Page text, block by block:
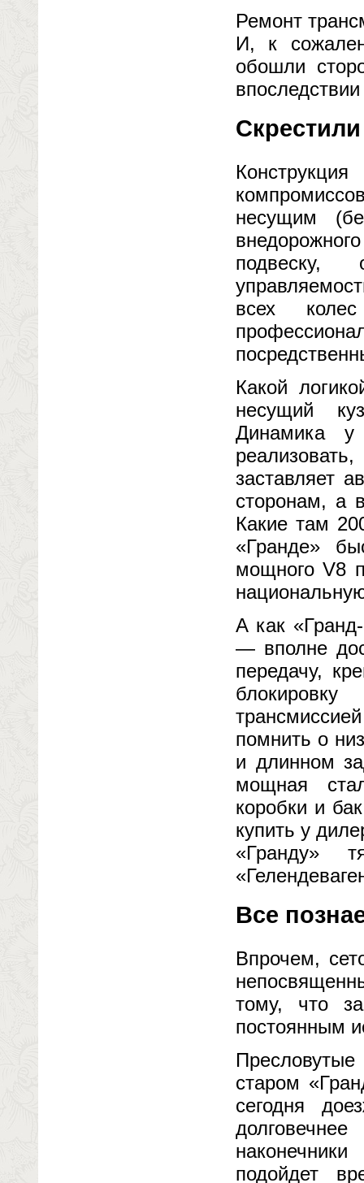
Ремонт
И, к
обошли
несущим
подвеску,
всех
Какой
несущий
Динамика
заставляет
сторонам, а
Какие там
«Гранде»
мощного V8
А как
— вполне
передачу,
помнить о
и длинном
мощная
коробки и
купить у
«Гранду»
Все
Впрочем,
тому, что
постоянным
старом
сегодня
подойдет